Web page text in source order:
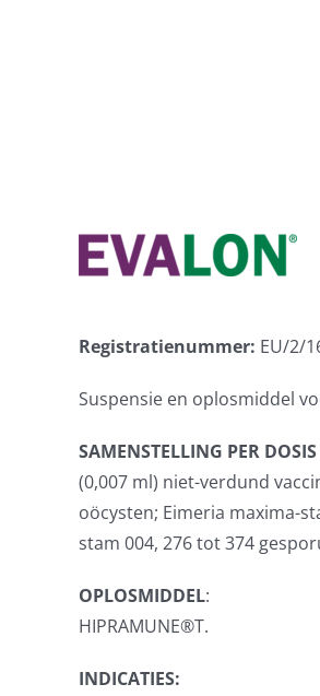
Registratienummer: EU/2/
Suspensie en oplosmiddel
SAMENSTELLING PER DOSIS
(0,007 ml) niet-verdund
oöcysten; Eimeria maxima-
stam 004, 276 tot 374
OPLOSMIDDEL:
HIPRAMUNE®T.
INDICATIES: